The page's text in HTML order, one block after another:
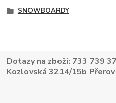
SNOWBOARDY
Dotazy na zboží: 733 739
Kozlovská 3214/15b